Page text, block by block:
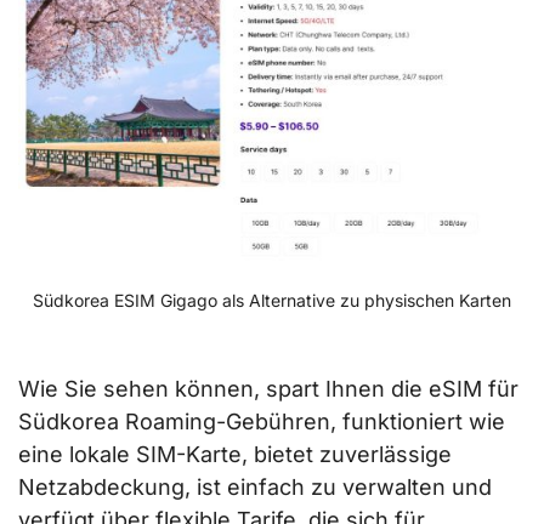
Südkorea ESIM Gigago als Alternative zu physischen Karten
Wie Sie sehen können, spart Ihnen die eSIM für
Südkorea Roaming-Gebühren, funktioniert wie
eine lokale SIM-Karte, bietet zuverlässige
Netzabdeckung, ist einfach zu verwalten und